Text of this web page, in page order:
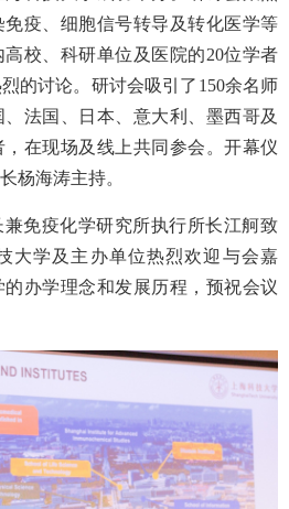
疫、细胞信号转导及转化医学等
校、科研单位及医院的20位学者
的讨论。研讨会吸引了150余名师
法国、日本、意大利、墨西哥及
在现场及线上共同参会。开幕仪
杨海涛主持。
兼免疫化学研究所执行所长江舸致
大学及主办单位热烈欢迎与会嘉
办学理念和发展历程，预祝会议